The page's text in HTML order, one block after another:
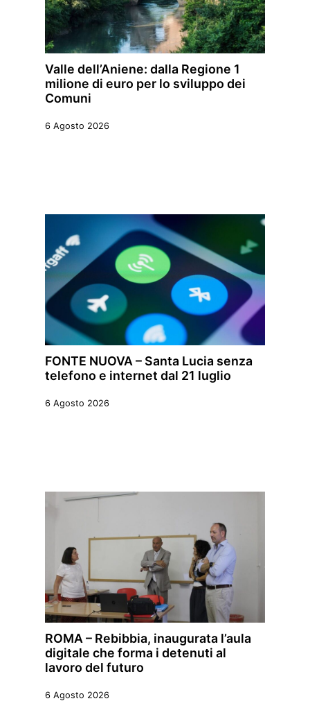
Valle dell’Aniene: dalla Regione 1
milione di euro per lo sviluppo dei
Comuni
6 Agosto 2026
FONTE NUOVA – Santa Lucia senza
telefono e internet dal 21 luglio
6 Agosto 2026
ROMA – Rebibbia, inaugurata l’aula
digitale che forma i detenuti al
lavoro del futuro
6 Agosto 2026